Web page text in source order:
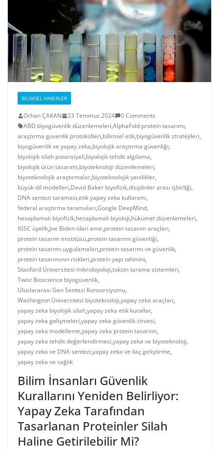
BILIMSEL HABERLER
Orhan ÇAKAN 23 Temmuz 2024
0 Comments
ABD biyogüvenlik düzenlemeleri,AlphaFold protein tasarımı,
araştırma güvenlik protokolleri,bilimsel etik,biyogüvenlik stratejileri,
biyogüvenlik ve yapay zeka,biyolojik araştırma güvenliği,
biyolojik silah potansiyeli,biyolojik tehdit algılama,
biyolojik ürün tasarımı,biyoteknoloji düzenlemeleri,
biyoteknolojik araştırmalar,biyoteknolojik yenilikler,
büyük dil modelleri,David Baker biyofizik,disiplinler arası işbirliği,
DNA sentezi taraması,etik yapay zeka kullanımı,
federal araştırma taramaları,Google DeepMind,
hesaplamalı biyofizik,hesaplamalı biyoloji,hükümet düzenlemeleri,
IGSC üyelik,Joe Biden idari emir,protein tasarım araçları,
protein tasarım enstitüsü,protein tasarımı güvenliği,
protein tasarımı uygulamaları,protein tasarımı ve güvenlik,
protein tasarımının riskleri,protein yapı tahmini,
Stanford Üniversitesi mikrobiyoloji,toksin tarama sistemleri,
Twist Bioscience biyogüvenlik,
Uluslararası Gen Sentezi Konsorsiyumu,
Washington Üniversitesi biyoteknoloji,yapay zeka araçları,
yapay zeka biyolojik silah,yapay zeka etik kurallar,
yapay zeka gelişmeleri,yapay zeka güvenlik zirvesi,
yapay zeka modelleme,yapay zeka protein tasarımı,
yapay zeka tehdit değerlendirmesi,yapay zeka ve biyoteknoloji,
yapay zeka ve DNA sentezi,yapay zeka ve ilaç geliştirme,
yapay zeka ve sağlık
Bilim İnsanları Güvenlik
Kurallarını Yeniden Belirliyor:
Yapay Zeka Tarafından
Tasarlanan Proteinler Silah
Haline Getirilebilir Mi?